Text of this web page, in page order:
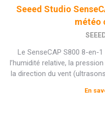
Seeed Studio
météo
Le SenseCAP S800 8-en-
l’humidité relative, la
la direction du vent
En